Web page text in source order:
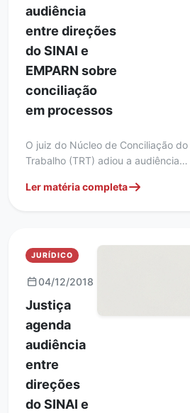
audiência
entre direções
do SINAI e
EMPARN sobre
conciliação
em processos
O juiz do Núcleo de Conciliação
Trabalho (TRT) adiou a audiência…
Ler matéria completa
JURÍDICO
04/12/2018
Justiça
agenda
audiência
entre
direções
do SINAI e